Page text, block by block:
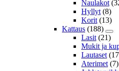
Naulakot
Hyllyt (8)
Korit (13)
Kattaus (188)
Lasit (21)
Mukit ja
Lautaset
Aterimet (7)